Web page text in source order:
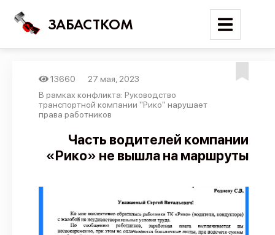
ЗАБАСТКОМ
Войти
Новости
Отчеты
Предложить публикацию
13660
27 мая, 2023
В рамках конфликта: Руководство
транспортной компании "Рико" нарушает
права работников
Часть водителей компании
«Рико» не вышла на маршруты